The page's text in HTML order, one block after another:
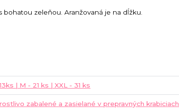
zeleňou. Aranžovaná je na dĺžku.
| M - 21 ks | XXL - 31 ks
zabalené a zasielané v prepravných krabiciach